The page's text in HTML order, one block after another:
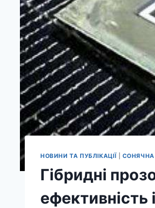
НОВИНИ ТА ПУБЛІКАЦІЇ| СОНЯЧНА
Гібридні
ефективність